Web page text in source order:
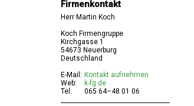
Firmenkontakt
Herr Martin Koch
Koch Firmengruppe
Kirchgasse 1
54673 Neuerburg
Deutschland
E-Mail: Kontakt aufnehmen
Web:
k-fg.de
Tel:
065 64–48 01 06